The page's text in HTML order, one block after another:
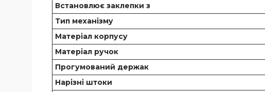
Встановлює заклепки з
Тип механізму
Матеріал корпусу
Матеріал ручок
Прогумований держак
Нарізні штоки